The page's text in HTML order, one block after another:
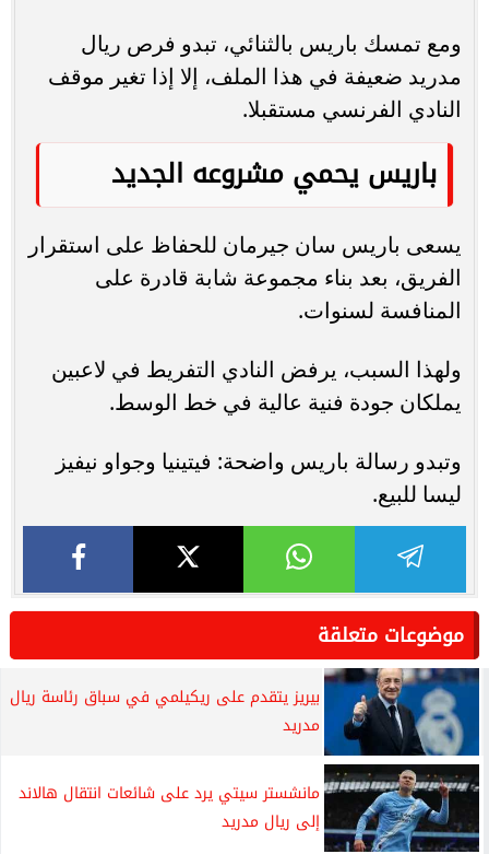
ومع تمسك باريس بالثنائي، تبدو فرص ريال
مدريد ضعيفة في هذا الملف، إلا إذا تغير موقف
النادي الفرنسي مستقبلا.
باريس يحمي مشروعه الجديد
يسعى باريس سان جيرمان للحفاظ على استقرار
الفريق، بعد بناء مجموعة شابة قادرة على
المنافسة لسنوات.
ولهذا السبب، يرفض النادي التفريط في لاعبين
يملكان جودة فنية عالية في خط الوسط.
وتبدو رسالة باريس واضحة: فيتينيا وجواو نيفيز
ليسا للبيع.
موضوعات متعلقة
بيريز يتقدم على ريكيلمي في سباق رئاسة ريال
مدريد
مانشستر سيتي يرد على شائعات انتقال هالاند
إلى ريال مدريد